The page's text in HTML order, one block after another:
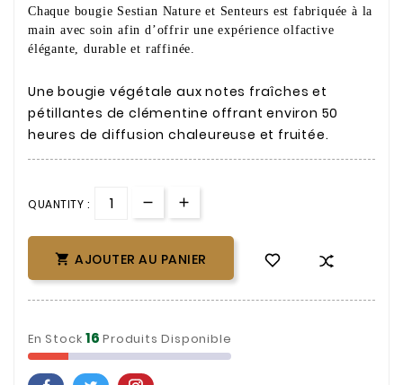
Chaque bougie Sestian Nature et Senteurs est fabriquée à la
main avec soin afin d’offrir une expérience olfactive
élégante, durable et raffinée.
Une bougie végétale aux notes fraîches et
pétillantes de clémentine offrant environ 50
heures de diffusion chaleureuse et fruitée.
QUANTITY :
 AJOUTER AU PANIER
En Stock16Produits Disponible